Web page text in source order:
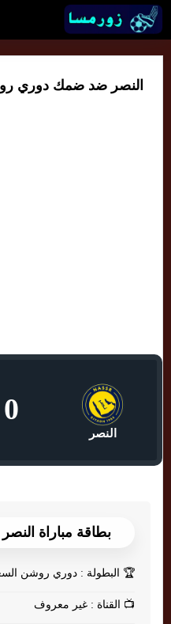
النصر ضد ضمك دوري
النصر
0
بطاقة مباراة النصر Vs ضمك
🏆 البطولة : دوري روشن
📺 القناة : غير معروف